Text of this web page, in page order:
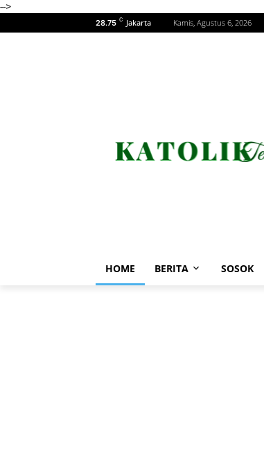
-->
28.75 C Jakarta Kamis, Agustus 6, 2026
HOME BERITA SOSOK